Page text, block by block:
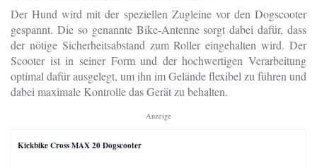
Der Hund wird mit der speziellen Zugleine vor den Dogscooter
gespannt. Die so genannte Bike-Antenne sorgt dabei dafür, dass
der nötige Sicherheitsabstand zum Roller eingehalten wird. Der
Scooter ist in seiner Form und der hochwertigen Verarbeitung
optimal dafür ausgelegt, um ihn im Gelände flexibel zu führen und
dabei maximale Kontrolle das Gerät zu behalten.
Anzeige
Kickbike Cross MAX 20 Dogscooter